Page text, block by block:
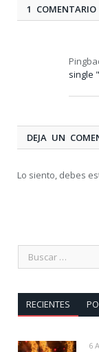
1 COMENTARIO
single
DEJA UN
Lo siento, debes
RECIENTES
6